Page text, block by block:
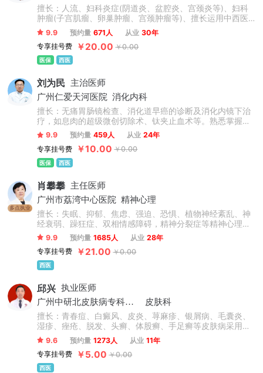
擅长：人流、妇科炎症(阴道炎、盆腔炎、宫颈炎等)、妇科
肿瘤(子宫肌瘤、卵巢肿瘤、宫颈肿瘤等)、擅长运用中西医
结合及先进技术诊疗各种多囊卵巢综合征、子宫内膜异位
症、子宫腺肌症、痛经、女性不孕等。娴熟操作妇科微创手
术，如腹腔镜下子宫肌瘤及卵巢肿瘤剔除、盆腔炎症粘连分
粘、处女膜修复、生殖道畸形矫正等手术。
9.9 预约量 671人 从业 30年
专享挂号费
￥20.00 ￥0.00
医保 西医
刘为民 主治医师
广州仁爱天河医院 消化内科
擅长：无痛胃肠镜检查、消化道早癌的诊断及消化内镜下治
疗，如息肉的超级微创切除术、钛夹止血术等。熟悉掌握消
化内科常见病、多发病的诊治。
9.9 预约量 459人 从业 24年
专享挂号费
￥10.00 ￥0.00
医保 西医
多点执业
肖攀攀 主任医师
广州市荔湾中心医院 精神心理
擅长：失眠、抑郁、焦虑、强迫、恐惧、植物神经紊乱、神
经衰弱、躁狂症、双相情感障碍，精神分裂症等精神心理疾
病。
9.9 预约量 1685人 从业 28年
专享挂号费
￥21.00 ￥0.00
西医
邱兴 执业医师
广州中研北皮肤病专科门诊
皮肤科
擅长：青春痘、白癜风、皮炎、荨麻疹、银屑病、毛囊炎、
湿疹、痤疮、脱发、头癣、体股癣、手足癣等皮肤病采用中
西医结合治疗与免疫疗法治疗。
9.6 预约量 1273人 从业 11年
专享挂号费
￥5.00 ￥0.00
西医